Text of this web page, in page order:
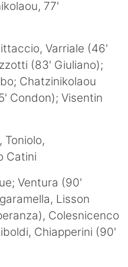
77'
Varriale (46'
(83' Giuliano);
Chatzinikolaou
Condon); Visentin
Toniolo,
Catini
Ventura (90'
Lisson
Colesnicenco
Chiapperini (90'